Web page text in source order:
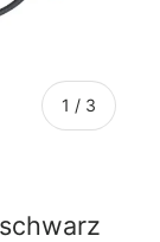
1 / von
3